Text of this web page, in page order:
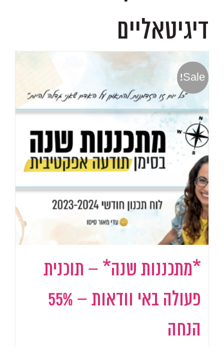
דיגיטאליים
Sale!
*מתכננות שנה* – תוכנית
פעולה באי וודאות – 55%
הנחה